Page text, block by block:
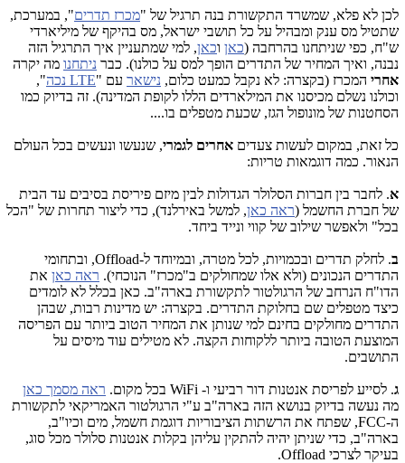
לכן לא פלא, שמשרד התקשורת בנה תרגיל של "מכרז תדרים", במערכת,
שתטיל מס ענק ומבהיל על כל תושבי ישראל, מס בהיקף של מיליארדי
ש"ח, כפי שניתחנו בהרחבה (כאן וכאן, למי שמתעניין איך התרגיל הזה
נבנה, ואיך המחיר של התדרים הופך למס על כולנו). כבר ניתחנו מה יקרה
אחרי המכרז (בקצרה: לא נקבל כמעט כלום, נישאר עם "LTE נכה
",
וכולנו נשלם מכיסנו את המילארדים הללו לקופת המדינה). זה בדיוק כמו
הסחטנות של מונופול הגז, שכעת מטפלים בו....
כל זאת, במקום לעשות צעדים אחרים לגמרי, שנעשו ונעשים בכל העולם
הנאור. כמה דוגמאות טריות:
א. לחבר בין חברות הסלולר הגדולות לבין מיזם פיריסת בסיבים עד הבית
של חברת החשמל (ראה כאן, למשל באירלנד), כדי ליצור תחרות של "הכל
בכל" ולאפשר שילוב של קווי ונייד ביחד.
ב
. לחלק תדרים ובכמויות, לכל מטרה, ובמיוחד ל-Offload, ובתחומי
התדרים הנכונים (ולא אלו שמחולקים ב"מכרז" הנוכחי). ראה כאן את
הדו"ח הנרחב של הרגולטור לתקשורת בארה"ב. כאן בכלל לא לומדים
כיצד מטפלים שם בחלוקת התדרים. בקצרה: יש מדינות רבות, שבהן
התדרים מחולקים בחינם למי שנותן את המחיר הטוב ביותר עם הפריסה
המוצעת הטובה ביותר ללקוחות הקצה. לא מטילים עוד מיסים על
התושבים.
ג. לסייע לפריסת אנטנות דור רביעי ו- WiFi בכל מקום.
ראה מסמך כאן
מה נעשה בדיוק בנושא הזה בארה"ב ע"י הרגולטור האמריקאי לתקשורת
ה-FCC, שפתח את הרשתות הציבוריות דוגמת חשמל, מים וכיו"ב,
בארה"ב, כדי שניתן יהיה להתקין עליהן בקלות אנטנות סלולר מכל סוג,
בעיקר לצרכי Offload.